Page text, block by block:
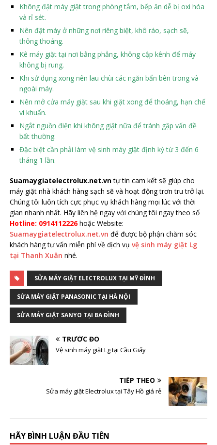
Không đặt máy giặt trong phòng tắm, bếp ăn dễ bị oxi hóa
và rỉ sét.
Nên đặt máy ở những nơi riêng biệt, khô ráo, sạch sẽ,
thông thoáng.
Kê máy giặt tại nơi bằng phẳng, không cập kênh để máy
không bị rung.
Khi sử dụng xong nên lau chùi các ngăn bẩn bên trong và
ngoài máy.
Nên mở cửa máy giặt sau khi giặt xong để thoáng, hạn chế
vi khuẩn.
Ngắt nguồn điện khi không giặt nữa để tránh gặp vấn đề
bất thường.
Đặc biệt cần phải làm vệ sinh máy giặt định kỳ từ 3 đến 6
tháng 1 lần.
Suamaygiatelectrolux.net.vntự tin cam kết sẽ giúp cho
máy giặt nhà khách hàng sạch sẽ và hoạt động trơn tru trở lại.
Chúng tôi luôn tích cực phục vụ khách hàng mọi lúc với thời
gian nhanh nhất. Hãy liên hệ ngay với chúng tôi ngay theo số
Hotline: 0914112226hoặc Website:
Suamaygiatelectrolux.net.vn để được bộ phận chăm sóc
khách hàng tư vấn miễn phí về dịch vụ vệ sinh máy giặt Lg
tại Thanh Xuân nhé.
SỬA MÁY GIẶT ELECTROLUX TẠI MỸ ĐÌNH
SỬA MÁY GIẶT PANASONIC TẠI HÀ NỘI
SỬA MÁY GIẶT SANYO TẠI BA ĐÌNH
TRƯỚC ĐÓ
Vệ sinh máy giặt Lg tại Cầu Giấy
TIẾP THEO
Sửa máy giặt Electrolux tại Tây Hồ giá rẻ
HÃY BÌNH LUẬN ĐẦU TIÊN